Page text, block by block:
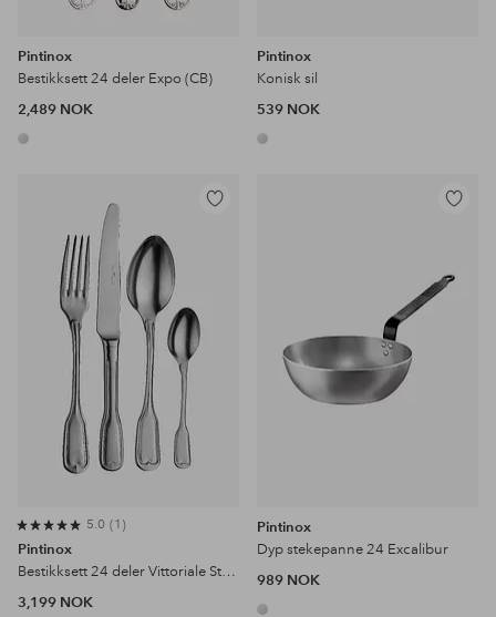
Pintinox
Bestikksett 24 deler Expo (CB)
2,489 NOK
Pintinox
Konisk sil
539 NOK
Legg
5.0 1
Pintinox
Bestikksett 24 deler Vittoriale Stone Washed (CB)
3,199 NOK
Legg
Pintinox
Dyp stekepanne 24 Excalibur
989 NOK